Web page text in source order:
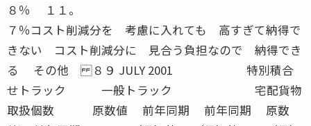
８％ １１。
７％コスト削減分を 考慮に入れても 高すぎて納得できない コスト削減分に 見合う負担なので 納得できる その他 ８９ JULY 2001 特別積合せトラック 一般トラック 宅配貨物取扱個数 原数値 前年同期 前年同期 原数値 前年同期 （月）比 （月）比 （月）比 千トン ％ （平均）％ 千個 ％ 10月 6,702 3.5 1.0 152,261 12.111月 6,761 0.7 △1.8 161,107 9.812月 7,800 2.8 1.2 273,547 4.813年1月 5,300 △1.9 0.2 127,009 9.813年2月 5,710 △2.6 △3.8 129,330 5.3 資料出所 トラック輸送情報（特別積合せトラック２７社、一般（特別積合せを除く）トラック約１１００社及び宅配貨物取扱２０社） ＪＲ貨物会社（合計） ＪＲ貨物会社（車扱） ＪＲ貨物会社（コンテナ） 原数値 前年同期 原数値 前年同期 原数値 前年同期 （月）比 （季調済） （月）比 （月）比 千トン ％ 千トン ％ 千トン ％ 10月 3,588 5.3 1,679 10.8 1,909 0.811月 3,641 5.9 1,774 6.6 1,867 5.212月 3,958 5.9 2,054 5.7 1,905 6.113年1月 3,281 5.7 1,821 9.9 1,461 1.013年2月 ■ 3,570 ■ 2.9 ■ 1,926 ■ 4.8 ■ 1,644 ■ 0.813年3月 ● 3,824 ● 2.6 ● 1,828 ● 0.2 ● 1,996 ● 4.8 資料出所 日本貨物鉄道株式会社 注）●印は速報値を、■印は修正値を示す 内航海運（貨物船） 内航海運（油送船） 自動車航送定期航路 外航海運（輸出） 原数値 前年同期 原数値 前年同期 原数値 前年同期 原数値 前年同期 （月）比 （月）比 （月）比 （月）比 千トン ％ 千トン ％ 千トン ％ 千トン ％ 10月 27,741 10.0 14,509 △4.9 309 2.1 946 △24.611月 27,046 8.7 14,602 △10.2 291 2.3 1.098 △11.312月 28,343 7.3 16,905 △7.6 300 3.8 1,066 △15.713年1月 24,586 9.4 16,549 1.8 251 6.0 795 △20.813年2月 250 3.7資料出所 内航運送業１３社の輸送トン数 内航運送業８社の輸送トン数 長距離、中距離及び短距離の 外航船舶運航事業３社の輸送トン数 （二次輸送含む） （二次輸送含む） フェリー３航路の全旅客数 外航海運（輸入） 外航海運（三国間） 外貿コンテナ（輸出） 外貿コンテナ（輸入） 原数値 前年同期 原数値 前年同期 原数値 前年同期 原数値 前年同期 （月）比 （月）比 （月）比 （月）比 千トン ％ 千トン ％ 千トン ％ 千トン ％ 9月 23,747 8.4 8,074 14.8 5,931 7.2 7,592 17.310月 17,253 △27.1 5,454 △22.7 5,528 △3.2 8,007 15.411月 20,756 △12.4 6,300 △16.5 5,191 2.4 7,810 11.112月 24,084 △2.4 6,611 △12.413年1月 22,510 0.3 5,479 △20.5資料出所 外航船舶運航事業３社の輸送トン数 五大港の取扱トン数（東京港、横浜港、名古屋港、大阪港、神戸港） 航空貨物量（輸出） 航空貨物量（輸入） 航空（国内線） 航空（国際線） 原数値 前年同期 原数値 前年同期 原数値 前年同期 原数値 前年同期 （月）比 （月）比 （月）比 （月）比 トン ％ トン ％ トン ％ トン ％ 10月 94,602 2.1 104,289 5.9 81,752 8.2 106,732 △4.211月 91,930 5.0 103,322 7.1 78,028 11.5 101,926 △6.412月 89,403 △1.3 102,377 8.0 101,318 9.1 97,537 △11.413年1月 63,061 △10.9 78,437 6.0 64,446 12.5 73,517 △17.413年2月 72,373 △6.8 88,972 6.5 ■ 66,561 ■ △2.6 ■ 83,586 ■ △5.413年3月 82,453 △4.3 105,126 1.4 ● 78,561 ● △5.3 ● 102,962 ● △2.2資料出所 新東京国際空港（東京税関調べ） 航空主要３社の輸送トン数 日本航空、日本アジア航空、日本貨物航空 関西国際空港（大阪税関調べ） 及び日本エアシステムの輸送トン数 注）●印は速報値を、■印は修正値を示す 国土交通省 月例経済報告（２００１年４月発表） JULY 2001 ９０入庫高及び保管残高 ２００１年４月 （単位：千トン、百万円） 区分 入庫高 前月比 前年同 保管残高 前月比 前年同 回転率 倉庫類別 （％） 月比（％） （％） 月比（％） （％） １〜３類倉庫 数量 2,461.5 96.6 106.7 5,320.5 101.2 102.3 45.9金額 675,865.1 93.8 100.7 1,461,831.4 101.2 100.2 −野積倉庫 数量 96.3 111.4 102.1 88.5 111.2 90.1 109.3金額 9,936.7 104.3 91.5 13,913.4 105.4 90.6 −貯蔵槽倉庫 数量 63.3 92.5 268.4 171.1 102.4 123.1 36.2金額 1,999.6 89.3 169.7 5,131.6 101.8 117.9 −危険品倉庫 数量 10.1 88.5 110.5 16.9 96.2 95.7 60.4金額 4,753.4 102.1 108.0 7,547.8 98.4 84.0 −普通倉庫計 数量 2,631.2 96.9 108.1 5,597.0 101.4 102.6 46.7金額 692,554.8 94.0 100.8 1,488,424.3 101.2 100.1 −品目別明細表２ ２００１年４月 項 目 入 庫 高 保 管 残 高数 量 前月比 前年同 金 額 数 量 前月比 前年同 金 額 品 目 千トン ％ 月比％ 百万円 千トン ％ 月比％ 百万円15 金属製品 20.7 88.4 91.5 6,056 38.1 93.2 88.0 13,93716 電気機械 161.9 77.6 100.1 95,391 415.9 102.7 96.5 177,03517 その他の機械 174.0 95.6 103.8 58